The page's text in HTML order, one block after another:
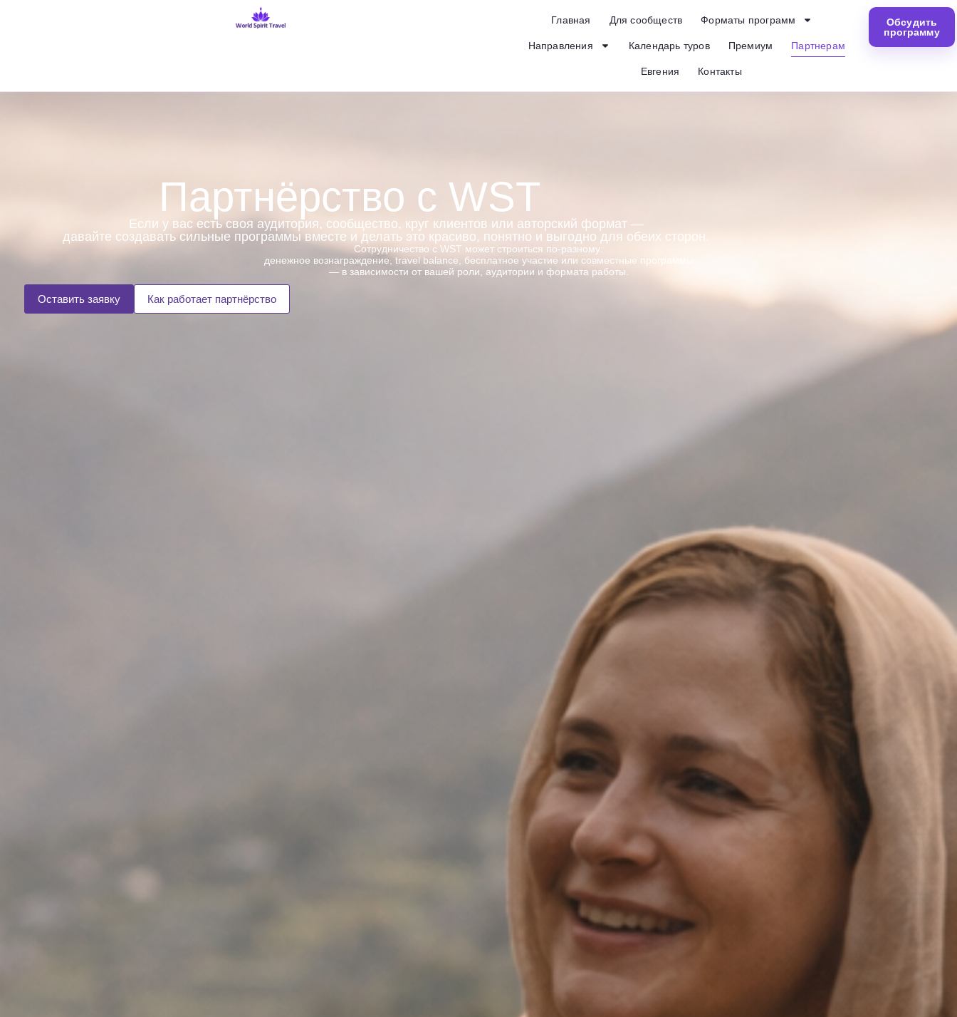
Главная Для сообществ Форматы программ
Направления Календарь туров Премиум Партнерам
Евгения Контакты
Обсудить
программу
Партнёрство с WST
Если у вас есть своя аудитория, сообщество, круг клиентов или авторский формат —
давайте создавать сильные программы вместе и делать это красиво, понятно и выгодно для обеих сторон.
Сотрудничество с WST может строиться по-разному:
денежное вознаграждение, travel balance, бесплатное участие или совместные программы
— в зависимости от вашей роли, аудитории и формата работы.
Оставить заявку Как работает партнёрство